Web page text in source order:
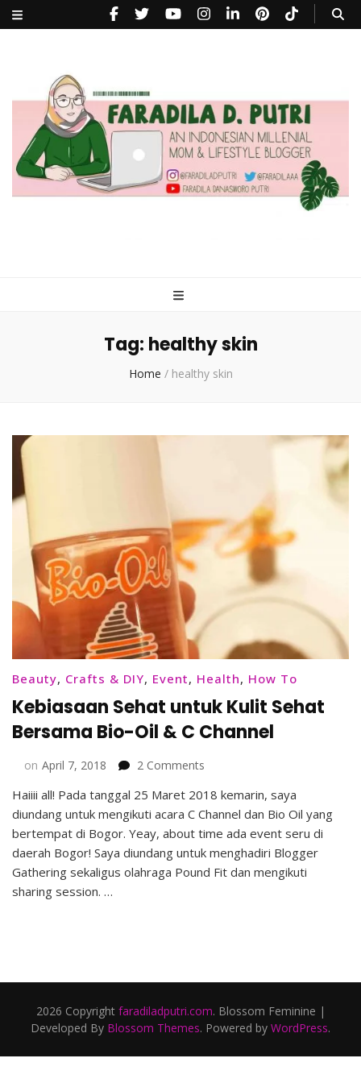
Tag: healthy skin
Home / healthy skin
Beauty, Crafts & DIY, Event, Health, How To
Kebiasaan Sehat untuk Kulit Sehat
Bersama Bio-Oil & C Channel
on April 7, 2018 2 Comments
Sehat
untuk
Kulit
Sehat
Bersama
Haiiii all! Pada tanggal 25 Maret 2018 kemarin, saya
diundang untuk mengikuti acara C Channel dan Bio Oil yang
bertempat di Bogor. Yeay, about time ada event seru di
daerah Bogor! Saya diundang untuk menghadiri Blogger
Gathering sekaligus olahraga Pound Fit dan mengikuti
sharing session. …
2026 Copyright faradiladputri.com. Blossom Feminine |
Developed By Blossom Themes. Powered by WordPress.